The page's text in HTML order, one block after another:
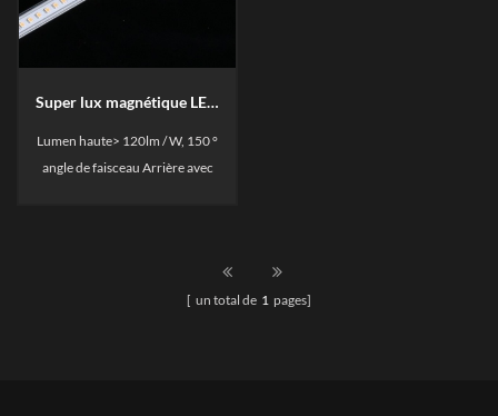
Super lux magnétique LED étagère lumineuse
Lumen haute> 120lm / W, 150 °
angle de faisceau Arrière avec
[ un total de 1 pages]